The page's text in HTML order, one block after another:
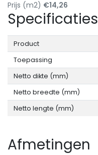
Prijs (m2) €14,26
Specificaties
Product
Toepassing
Netto dikte (mm)
Netto breedte (mm)
Netto lengte (mm)
Afmetingen